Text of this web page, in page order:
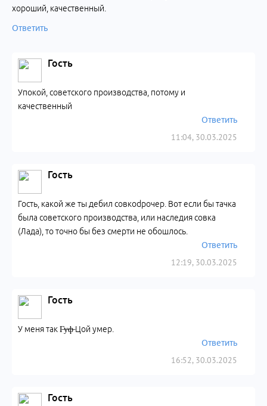
хороший, качественный.
Ответить
Гость
11:04, 30.03.2025
Упокой, советского производства, потому и
качественный
Ответить
Гость
12:19, 30.03.2025
Гость, какой же ты дебил совкоdрочер. Вот если бы тачка
была советского производства, или наследия совка
(Лада), то точно бы без смерти не обошлось.
Ответить
Гость
16:52, 30.03.2025
У меня так Г̶у̶ф̶ Цой умер.
Ответить
Гость